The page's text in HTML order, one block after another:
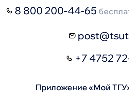
8 800 200-44-65
+7 4752
Приложение «Мой